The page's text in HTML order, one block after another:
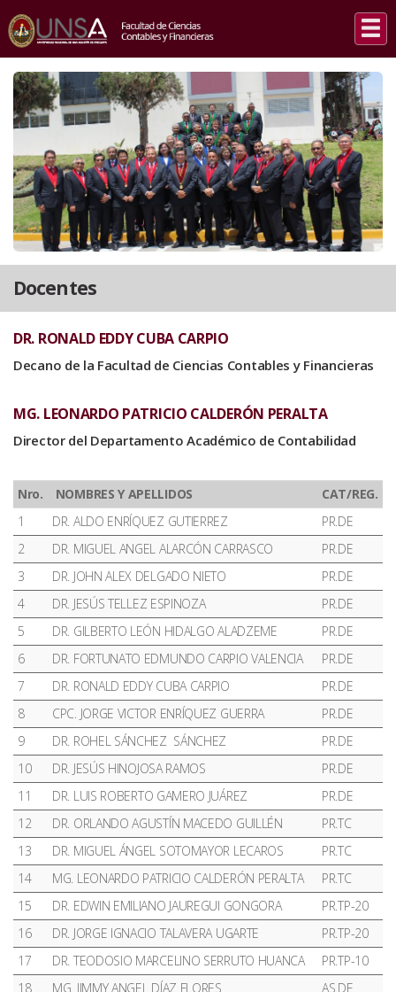
INICIO DOCENTES
Docentes
DR. RONALD EDDY CUBA CARPIO
Decano de la Facultad de Ciencias Contables y Financieras
MG. LEONARDO PATRICIO CALDERÓN PERALTA
Director del Departamento Académico de Contabilidad
Nro. NOMBRES Y APELLIDOS
CAT/REG.
1
DR. ALDO ENRÍQUEZ GUTIERREZ
PR.DE
2
DR. MIGUEL ANGEL ALARCÓN CARRASCO
PR.DE
3
DR. JOHN ALEX DELGADO NIETO
PR.DE
4
DR. JESÚS TELLEZ ESPINOZA
PR.DE
5
DR. GILBERTO LEÓN HIDALGO ALADZEME
PR.DE
6
DR. FORTUNATO EDMUNDO CARPIO VALENCIA
PR.DE
7
DR. RONALD EDDY CUBA CARPIO
PR.DE
8
CPC. JORGE VICTOR ENRÍQUEZ GUERRA
PR.DE
9
DR. ROHEL SÁNCHEZ SÁNCHEZ
PR.DE
10
DR. JESÚS HINOJOSA RAMOS
PR.DE
11
DR. LUIS ROBERTO GAMERO JUÁREZ
PR.DE
12
DR. ORLANDO AGUSTÍN MACEDO GUILLÉN
PR.TC
13
DR. MIGUEL ÁNGEL SOTOMAYOR LECAROS
PR.TC
14
MG. LEONARDO PATRICIO CALDERÓN PERALTA
PR.TC
15
DR. EDWIN EMILIANO JAUREGUI GONGORA
PR.TP-20
16
DR. JORGE IGNACIO TALAVERA UGARTE
PR.TP-20
17
DR. TEODOSIO MARCELINO SERRUTO HUANCA
PR.TP-10
18
MG. JIMMY ANGEL DÍAZ FLORES
AS.DE